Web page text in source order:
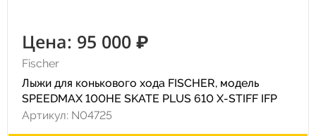
Цена: 95 000 ₽
Fischer
Лыжи для конькового хода FISCHER, модель
SPEEDMAX 100HE SKATE PLUS 610 X-STIFF IFP
Артикул: N04725